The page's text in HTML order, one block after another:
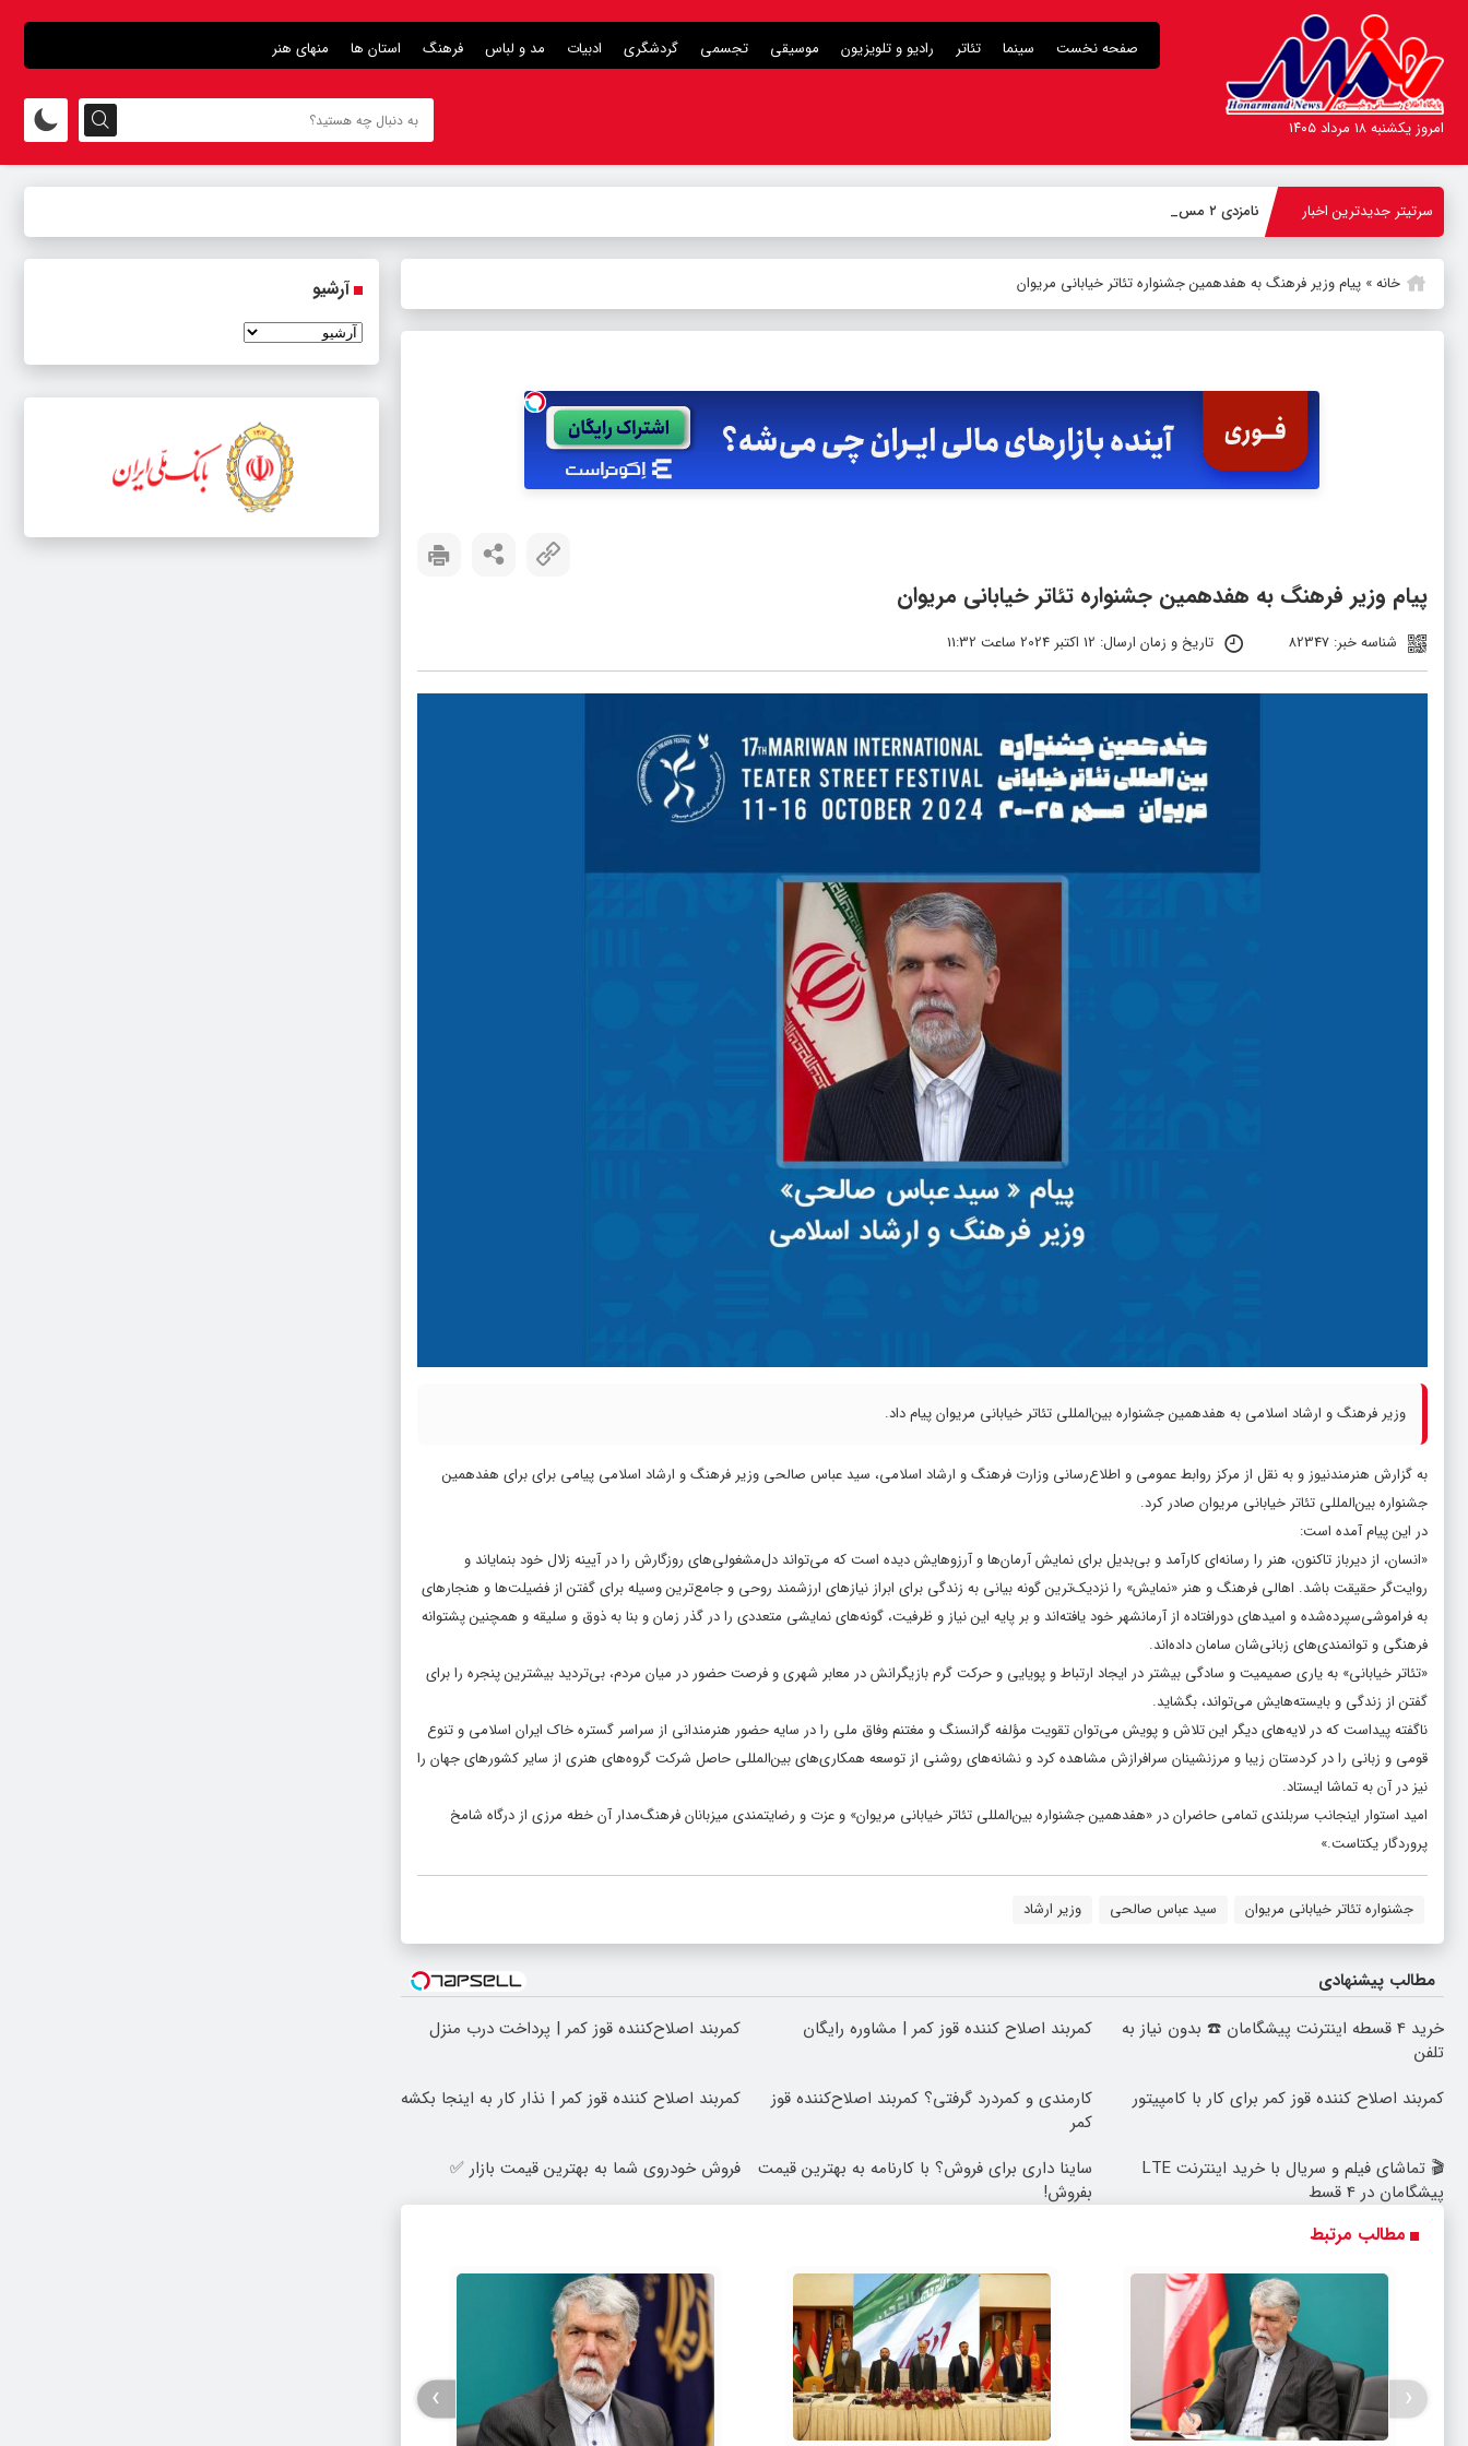
صفحه نخست سینما تئاتر رادیو و تلویزیون موسیقی تجسمی گردشگری ادبیات مد و لباس فرهنگ استان ها منهای هنر
امروز یکشنبه ۱۸ مرداد ۱۴۰۵
سرتیتر جدیدترین اخبار نامزدی ۲ مستند تلویزیون در
خانه» پیام وزیر فرهنگ به هفدهمین جشنواره تئاتر خیابانی مریوان
پیام وزیر فرهنگ به هفدهمین جشنواره تئاتر خیابانی مریوان
شناسه خبر: 82347 تاریخ و زمان ارسال: 12 اکتبر 2024 ساعت 11:32
وزیر فرهنگ و ارشاد اسلامی به هفدهمین جشنواره بین‌المللی تئاتر خیابانی مریوان پیام داد.
به گزارش هنرمندنیوز و به نقل از مرکز روابط عمومی و اطلاع‌رسانی وزارت فرهنگ و ارشاد اسلامی، سید عباس صالحی وزیر فرهنگ و ارشاد اسلامی پیامی برای برای هفدهمین
جشنواره بین‌المللی تئاتر خیابانی مریوان صادر کرد.
در این پیام آمده است:
«انسان، از دیرباز تاکنون، هنر را رسانه‌ای کارآمد و بی‌بدیل برای نمایش آرمان‌ها و آرزوهایش دیده است که می‌تواند دل‌مشغولی‌های روزگارش را در آیینه زلال خود بنمایاند و
روایت‌گر حقیقت باشد. اهالی فرهنگ و هنر «نمایش» را نزدیک‌ترین گونه بیانی به زندگی برای ابراز نیازهای ارزشمند روحی و جامع‌ترین وسیله برای گفتن از فضیلت‌ها و هنجارهای
به‌ فراموشی‌سپرده‌شده و امیدهای دورافتاده از آرمانشهر خود یافته‌اند و بر پایه‌ این نیاز و ظرفیت، گونه‌های نمایشی متعددی را در گذر زمان و بنا به ذوق و سلیقه و همچنین پشتوانه
فرهنگی و توانمندی‌های زبانی‌شان سامان داده‌اند.
«تئاتر خیابانی» به یاری صمیمیت و سادگی بیشتر در ایجاد ارتباط و پویایی و حرکت گرم بازیگرانش در معابر شهری و فرصت حضور در میان مردم، بی‌تردید بیشترین پنجره را برای
گفتن از زندگی و بایسته‌هایش می‌تواند، بگشاید.
ناگفته پیداست که در لایه‌های دیگر این تلاش و پویش می‌توان تقویت مؤلفه‌ گرانسنگ و مغتنم وفاق ملی را در سایه‌ حضور هنرمندانی از سراسر گستره‌ خاک ایران اسلامی و تنوع
قومی و زبانی را در کردستان زیبا و مرزنشینان سرافرازش مشاهده کرد و نشانه‌های روشنی از توسعه همکاری‌های بین‌المللی حاصل شرکت گروه‌های هنری از سایر کشورهای جهان را
نیز در آن به تماشا ایستاد.
امید استوار اینجانب سربلندی تمامی حاضران در «هفدهمین جشنواره‌ بین‌المللی تئاتر خیابانی مریوان» و عزت و رضایتمندی میزبانان فرهنگ‌مدار آن خطه‌ مرزی از درگاه شامخ
پروردگار یکتاست.»
جشنواره تئاتر خیابانی مریوان سید عباس صالحی وزیر ارشاد
مطالب پیشنهادی
خرید 4 قسطه اینترنت پیشگامان ☎️ بدون نیاز به
تلفن
کمربند اصلاح کننده قوز کمر | مشاوره رایگان کمربند اصلاح‌کننده قوز کمر | پرداخت درب منزل
کمربند اصلاح کننده قوز کمر برای کار با کامپیتور
کارمندی و کمردرد گرفتی؟ کمربند اصلاح‌کننده قوز
کمر
کمربند اصلاح کننده قوز کمر | نذار کار به اینجا بکشه
🎬 تماشای فیلم و سریال با خرید اینترنت LTE
پیشگامان در 4 قسط
ساینا داری برای فروش؟ با کارنامه به بهترین قیمت
بفروش!
فروش خودروی شما به بهترین قیمت بازار ✅
مطالب مرتبط
‹
›
آرشیو